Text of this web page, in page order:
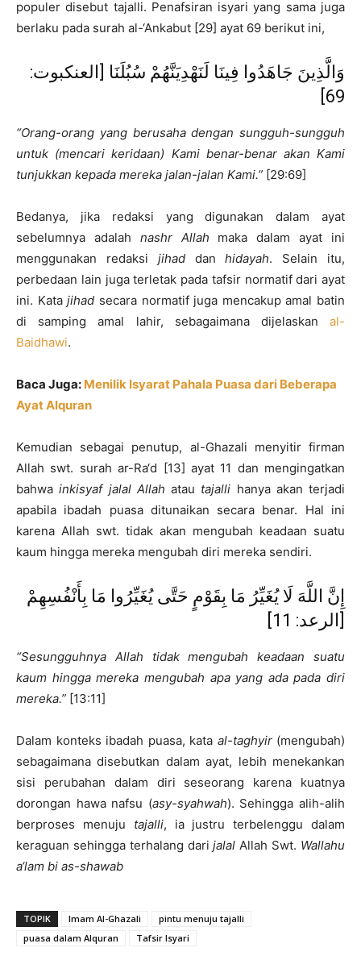
populer disebut tajalli. Penafsiran isyari yang sama juga
berlaku pada surah al-‘Ankabut [29] ayat 69 berikut ini,
وَالَّذِينَ جَاهَدُوا فِينَا لَنَهْدِيَنَّهُمْ سُبُلَنَا [العنكبوت:
69]
“Orang-orang yang berusaha dengan sungguh-sungguh
untuk (mencari keridaan) Kami benar-benar akan Kami
tunjukkan kepada mereka jalan-jalan Kami.” [29:69]
Bedanya, jika redaksi yang digunakan dalam ayat
sebelumnya adalah nashr Allah maka dalam ayat ini
menggunakan redaksi jihaddanhidayah. Selain itu,
perbedaan lain juga terletak pada tafsir normatif dari ayat
ini. Katajihad secara normatif juga mencakup amal batin
di samping amal lahir, sebagaimana dijelaskan al-
Baidhawi.
Baca Juga: Menilik Isyarat Pahala Puasa dari Beberapa
Ayat Alquran
Kemudian sebagai penutup, al-Ghazali menyitir firman
Allah swt. surah ar-Ra‘d [13] ayat 11 dan mengingatkan
bahwainkisyaf jalal Allah atau tajalli hanya akan terjadi
apabila ibadah puasa ditunaikan secara benar. Hal ini
karena Allah swt. tidak akan mengubah keadaan suatu
kaum hingga mereka mengubah diri mereka sendiri.
إِنَّ اللَّهَ لَا يُغَيِّرُ مَا بِقَوْمٍ حَتَّى يُغَيِّرُوا مَا بِأَنْفُسِهِمْ
[الرعد: 11]
“Sesungguhnya Allah tidak mengubah keadaan suatu
kaum hingga mereka mengubah apa yang ada pada diri
mereka.” [13:11]
Dalam konteks ibadah puasa, kata al-taghyir(mengubah)
sebagaimana disebutkan dalam ayat, lebih menekankan
sisi perubahan dalam diri seseorang karena kuatnya
dorongan hawa nafsu (asy-syahwah). Sehingga alih-alih
berproses menuju tajalli, ia justru terbelenggu dalam
keraguan sehingga terhalang darijalalAllah Swt. Wallahu
a‘lam bi as-shawab
TOPIK Imam Al-Ghazali
pintu menuju tajalli
puasa dalam Alquran
Tafsir Isyari